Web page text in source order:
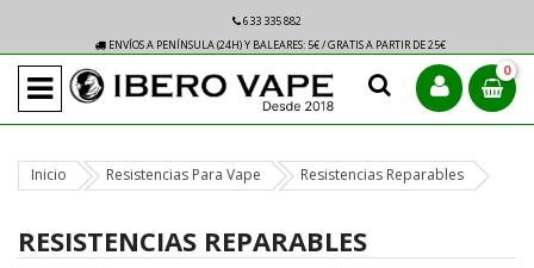
633 335 882
ENVÍOS A PENÍNSULA (24H) Y BALEARES: 5€ / GRATIS A PARTIR DE 25€
0
Inicio Resistencias Para Vape Resistencias Reparables
RESISTENCIAS REPARABLES